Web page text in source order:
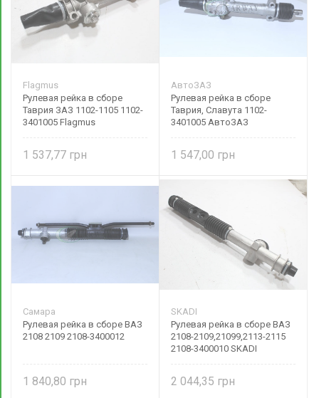
Flagmus
Рулевая рейка в сборе
Таврия ЗАЗ 1102-1105 1102-
3401005 Flagmus
1 537,77
АвтоЗАЗ
Рулевая рейка в сборе
Таврия, Славута 1102-
3401005 АвтоЗАЗ
1 547,00
Самара
Рулевая рейка в сборе ВАЗ
2108 2109 2108-3400012
1 840,80
SKADI
Рулевая рейка в сборе ВАЗ
2108-2109,21099,2113-2115
2108-3400010 SKADI
2 044,35